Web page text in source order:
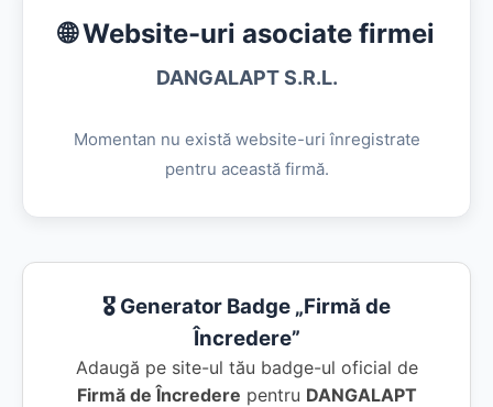
🌐 Website-uri asociate firmei
DANGALAPT S.R.L.
Momentan nu există website-uri înregistrate
pentru această firmă.
🎖️ Generator Badge „Firmă de
Încredere”
Adaugă pe site-ul tău badge-ul oficial de
Firmă de Încredere pentru DANGALAPT